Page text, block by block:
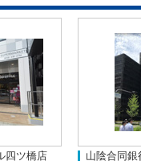
四ツ橋店
山陰合同